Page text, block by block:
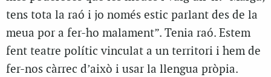
tens tota la raó i jo només estic parlant des de la
meua por a fer-ho malament”. Tenia raó. Estem
fent teatre polític vinculat a un territori i hem de
fer-nos càrrec d’això i usar la llengua pròpia.